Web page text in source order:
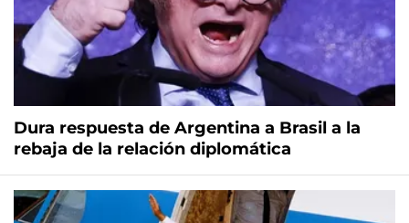
Dura respuesta de Argentina a Brasil a la
rebaja de la relación diplomática